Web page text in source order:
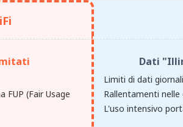
FUP (Fair Usage
Dati
Limiti di dati
Rallentamenti
L'uso intensivo